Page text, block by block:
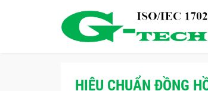
HIỆU CHUẨN ĐỒNG